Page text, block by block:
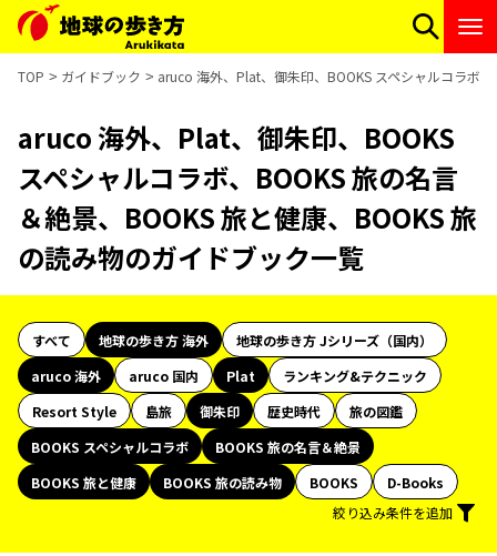
TOP ガイドブック aruco 海外、Plat、御朱印、BOOKS スペシャルコラボ
aruco 海外、Plat、御朱印、BOOKS
スペシャルコラボ、BOOKS 旅の名言
＆絶景、BOOKS 旅と健康、BOOKS 旅
の読み物のガイドブック一覧
すべて 地球の歩き方 海外
地球の歩き方 Jシリーズ（国内）
aruco 海外
aruco 国内 Plat
ランキング&テクニック
Resort Style
島旅 御朱印 歴史時代
旅の図鑑
BOOKS スペシャルコラボ
BOOKS 旅の名言＆絶景
BOOKS 旅と健康
BOOKS 旅の読み物 BOOKS
D-Books
絞り込み条件を追加